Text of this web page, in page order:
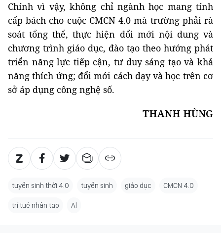
Chính vì vậy, không chỉ ngành học mang tính
cấp bách cho cuộc CMCN 4.0 mà trường phải rà
soát tổng thể, thực hiện đổi mới nội dung và
chương trình giáo dục, đào tạo theo hướng phát
triển năng lực tiếp cận, tư duy sáng tạo và khả
năng thích ứng; đổi mới cách dạy và học trên cơ
sở áp dụng công nghệ số.
THANH HÙNG
tuyển sinh thời 4.0 tuyển sinh giáo dục CMCN 4.0
trí tuệ nhân tạo Al